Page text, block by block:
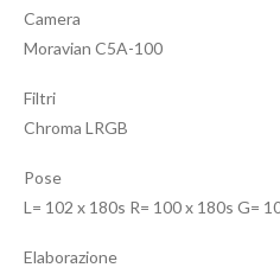
Camera
Moravian C5A-100
Filtri
Chroma LRGB
Pose
L= 102 x 180s R= 100 x 180s G=
Elaborazione